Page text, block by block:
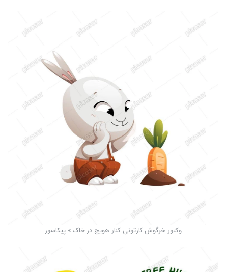
وکتور خرگوش کارتونی کنار هویج در خاک » پیکاسور